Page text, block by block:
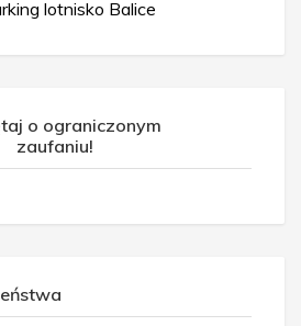
lotnisko Balice
o ograniczonym
zaufaniu!